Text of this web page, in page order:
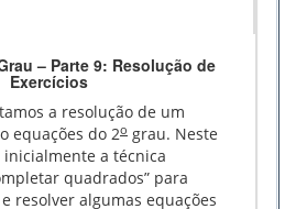
– Parte 9: Resolução de
Exercícios
a resolução de um
equações do 2o grau. Neste
a técnica
quadrados” para
resolver algumas equações